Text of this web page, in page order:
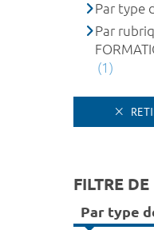
Par type
Par
(1)
FILTRE DE
Par type